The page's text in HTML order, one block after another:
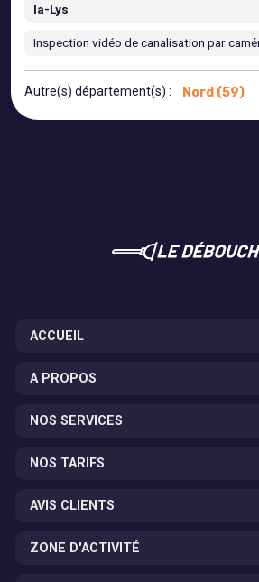
la-Lys
Inspection vidéo de canalisation par
Autre(s) département(s) : Nord (59)
ACCUEIL
A PROPOS
NOS SERVICES
NOS TARIFS
AVIS CLIENTS
ZONE D'ACTIVITÉ